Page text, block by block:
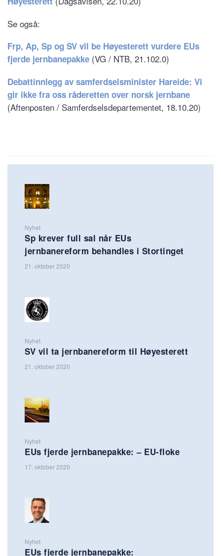
Se også:
Frp, Ap, Sp og SV vil be Høyesterett vurdere EUs
fjerde jernbanepakke (VG / NTB, 21.102.0)
Debattinnlegg av samferdselsminister Hareide: Vi
gir ikke fra oss råderetten over norsk jernbane
(Aftenposten / Samferdselsdepartementet, 18.10.20)
Nyhet
Sp krever full sal når EUs
jernbanereform behandles i Stortinget
21. oktober 2020
Nyhet
SV vil ta jernbanereform til Høyesterett
21. oktober 2020
Nyhet
EUs fjerde jernbanepakke: – EU-floke
17. oktober 2020
Nyhet
EUs fjerde jernbanepakke: